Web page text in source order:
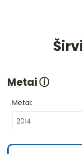
Metaiⓘ
Metai:
2014